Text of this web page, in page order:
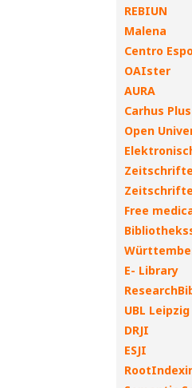
REBIUN
Malena
Centro
OAIster
AURA
Carhus
Open
Free
E- Library
UBL Leipzig
DRJI
ESJI